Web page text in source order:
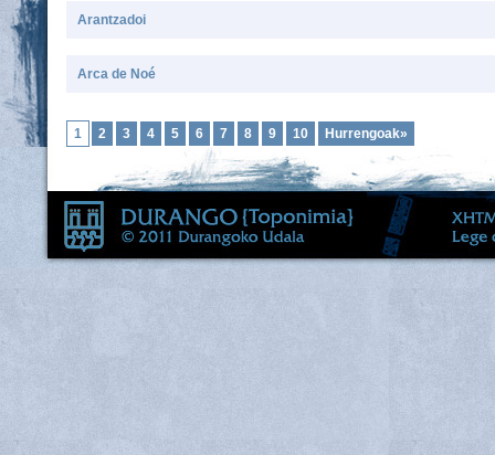
Arantzadoi
Arca de Noé
1 2 3 4 5 6 7 8 9 10 Hurrengoak»